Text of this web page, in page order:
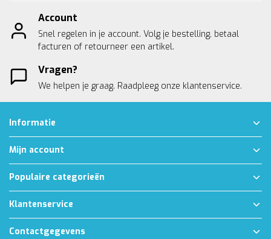
Account
Snel regelen in je account. Volg je bestelling, betaal
facturen of retourneer een artikel.
Vragen?
We helpen je graag. Raadpleeg onze klantenservice.
Informatie
Mijn account
Populaire categorieën
Klantenservice
Contactgegevens